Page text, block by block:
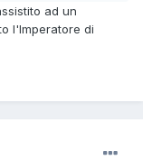
ad un
l'Imperatore di